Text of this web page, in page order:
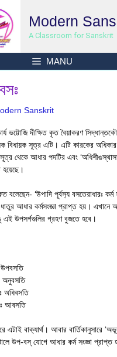
Modern
A Classroom for Sanskrit
MANU
Sanskrit
ভট্টোজি দীক্ষিত কৃত বৈয়াকরণ
বিধায়ক সূত্র এটি। এটি কারকের
থেকে আধার পদটির এবং
হয়েছে।
বলেছেন- ‘উপাদি পূর্বস‍্য বসতেরাধারঃ
আধার কর্মসংজ্ঞা প্রাপ্ত হয়। এখানে
উপসর্গগুলির গ্রহণ বুজতে হবে।
উপবসতি
অনুবসতি
অধিবসতি
আবসতি
এটাই বাক‍্যার্থ। আবার বার্তিকানুসারে
উপ-বস্ যোগে আধার কর্ম সংজ্ঞা প্রাপ্ত